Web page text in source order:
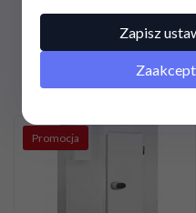
600,00PLN*
30 504,00 PLN / 24 800,00
PLN*
Promocja
Zapisz